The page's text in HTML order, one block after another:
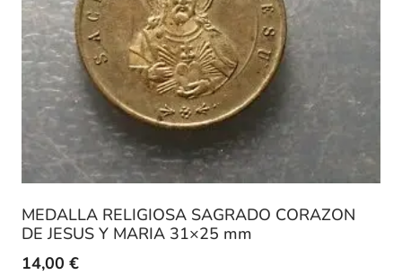
MEDALLA RELIGIOSA SAGRADO CORAZON
DE JESUS Y MARIA 31×25 mm
14,00 €